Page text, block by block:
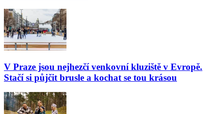
V Praze jsou nejhezčí venkovní kluziště v Evropě.
Stačí si půjčit brusle a kochat se tou krásou